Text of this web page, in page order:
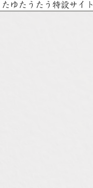
たゆたうたう特設サイト